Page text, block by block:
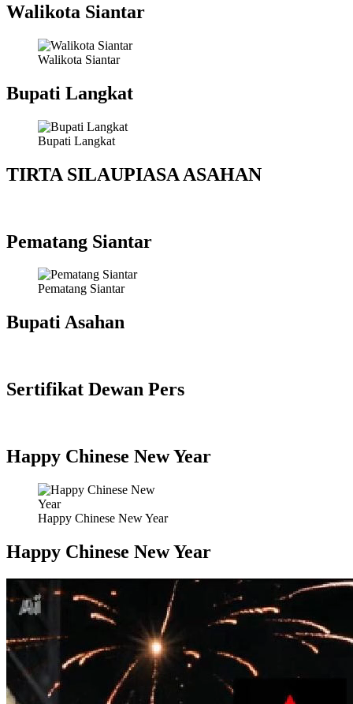
Walikota Siantar
Walikota Siantar
Bupati Langkat
Bupati Langkat
TIRTA SILAUPIASA ASAHAN
Pematang Siantar
Pematang Siantar
Bupati Asahan
Sertifikat Dewan Pers
Happy Chinese New Year
Happy Chinese New Year
Happy Chinese New Year